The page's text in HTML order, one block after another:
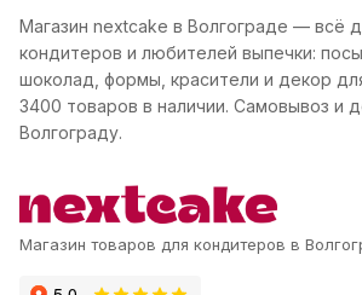
Магазин nextcake в Волгограде — всё
кондитеров и любителей выпечки:
шоколад, формы, красители и декор
3400 товаров в наличии. Самовывоз и
Волгограду.
Магазин товаров для кондитеров в